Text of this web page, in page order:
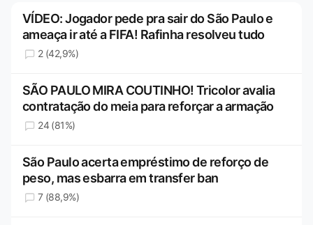
VÍDEO: Jogador pede pra sair do São Paulo e
ameaça ir até a FIFA! Rafinha resolveu tudo
2 (42,9%)
SÃO PAULO MIRA COUTINHO! Tricolor avalia
contratação do meia para reforçar a armação
24 (81%)
São Paulo acerta empréstimo de reforço de
peso, mas esbarra em transfer ban
7 (88,9%)